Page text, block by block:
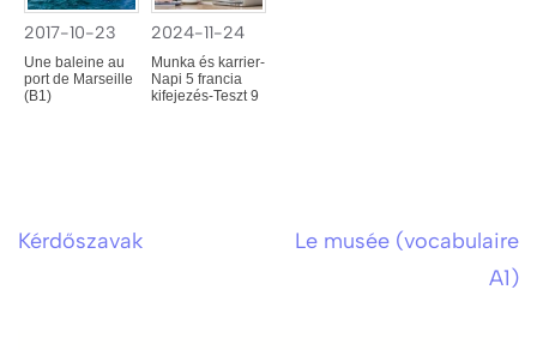
2017-10-23
Une baleine au
port de Marseille
(B1)
2024-11-24
Munka és karrier-
Napi 5 francia
kifejezés-Teszt 9
Bejegyzés
Kérdőszavak
Le musée (vocabulaire
A1)